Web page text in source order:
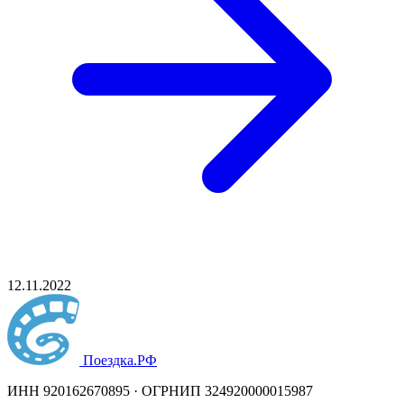
12.11.2022
Поездка.РФ
ИНН 920162670895 · ОГРНИП 324920000015987